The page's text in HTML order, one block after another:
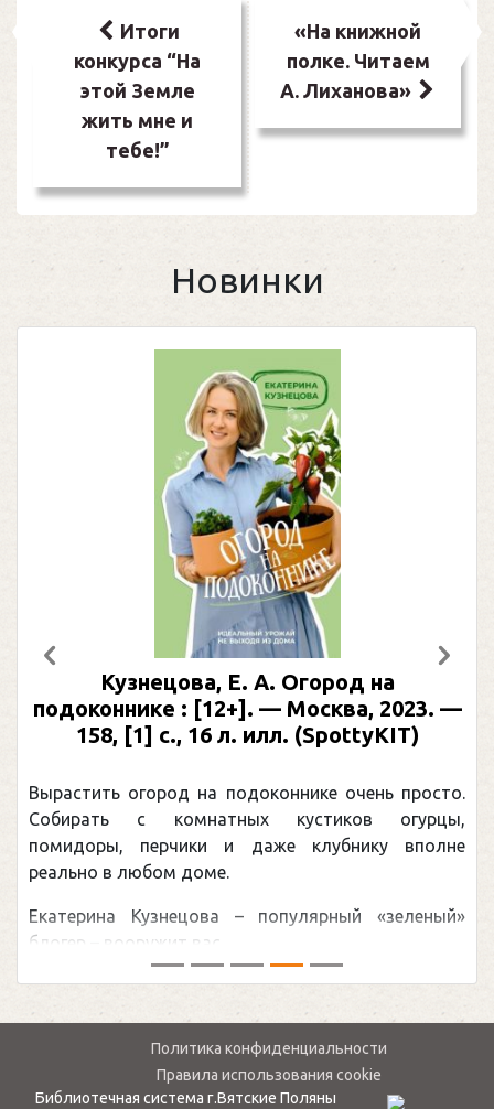
записям
Итоги
конкурса “На
этой Земле
жить мне и
тебе!”
«На книжной
полке. Читаем
А. Лиханова»
Новинки
Кузнецова, Е. А. Огород на
подоконнике : [12+]. — Москва, 2023. —
158, [1] с., 16 л. илл. (SpottyKIT)
Вырастить огород на подоконнике очень просто.
Собирать с комнатных кустиков огурцы,
помидоры, перчики и даже клубнику вполне
реально в любом доме.
Екатерина Кузнецова – популярный «зеленый»
блогер – вооружит вас ...
Предыдущий
Политика конфиденциальности
Правила использования cookie
Библиотечная система г.Вятские Поляны